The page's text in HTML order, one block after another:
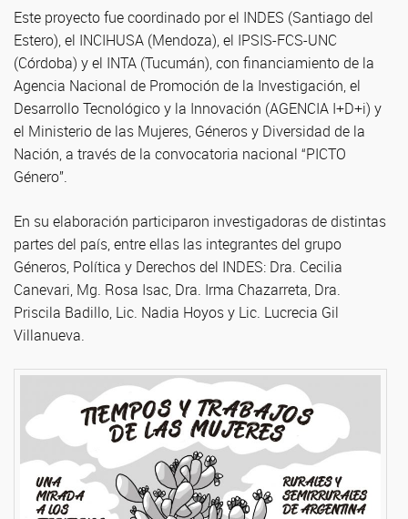
Este proyecto fue coordinado por el INDES (Santiago del
Estero), el INCIHUSA (Mendoza), el IPSIS-FCS-UNC
(Córdoba) y el INTA (Tucumán), con financiamiento de la
Agencia Nacional de Promoción de la Investigación, el
Desarrollo Tecnológico y la Innovación (AGENCIA I+D+i) y
el Ministerio de las Mujeres, Géneros y Diversidad de la
Nación, a través de la convocatoria nacional “PICTO
Género”.
En su elaboración participaron investigadoras de distintas
partes del país, entre ellas las integrantes del grupo
Géneros, Política y Derechos del INDES: Dra. Cecilia
Canevari, Mg. Rosa Isac, Dra. Irma Chazarreta, Dra.
Priscila Badillo, Lic. Nadia Hoyos y Lic. Lucrecia Gil
Villanueva.